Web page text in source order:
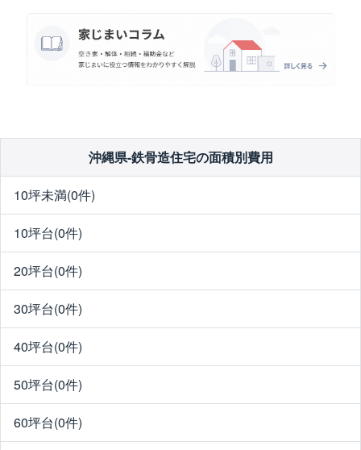
沖縄県-鉄骨造住宅の面積別費用
10坪未満(0件)
10坪台(0件)
20坪台(0件)
30坪台(0件)
40坪台(0件)
50坪台(0件)
60坪台(0件)